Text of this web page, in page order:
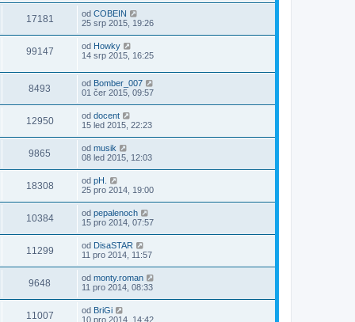
17181 od COBEIN
25 srp 2015, 19:26
99147 od Howky
14 srp 2015, 16:25
8493 od Bomber_007
01 čer 2015, 09:57
12950 od docent
15 led 2015, 22:23
9865 od musik
08 led 2015, 12:03
18308 od pH.
25 pro 2014, 19:00
10384 od pepalenoch
15 pro 2014, 07:57
11299 od DisaSTAR
11 pro 2014, 11:57
9648 od monty.roman
11 pro 2014, 08:33
11007 od BriGi
10 pro 2014, 14:42